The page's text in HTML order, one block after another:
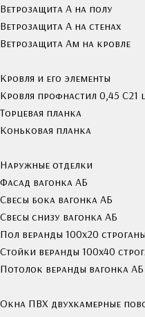
Ветрозащита А на полу
Ветрозащита А на стенах
Ветрозащита Ам на кровле
Кровля и его элементы
Кровля профнастил 0,45 С21
Торцевая планка
Коньковая планка
Наружные отделки
Фасад вагонка АБ
Свесы бока вагонка АБ
Свесы снизу вагонка АБ
Пол веранды 100х20
Стойки веранды 100х40
Потолок веранды вагонка АБ
Окна ПВХ двухкамерные